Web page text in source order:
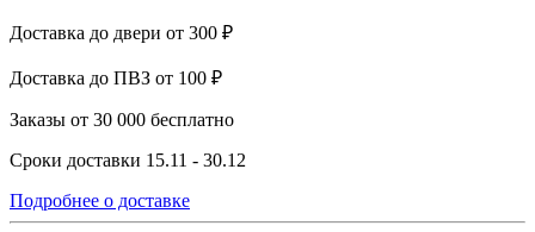
Доставка до двери от 300 ₽
Доставка до ПВЗ от 100 ₽
Заказы от 30 000 бесплатно
Сроки доставки 15.11 - 30.12
Подробнее о доставке